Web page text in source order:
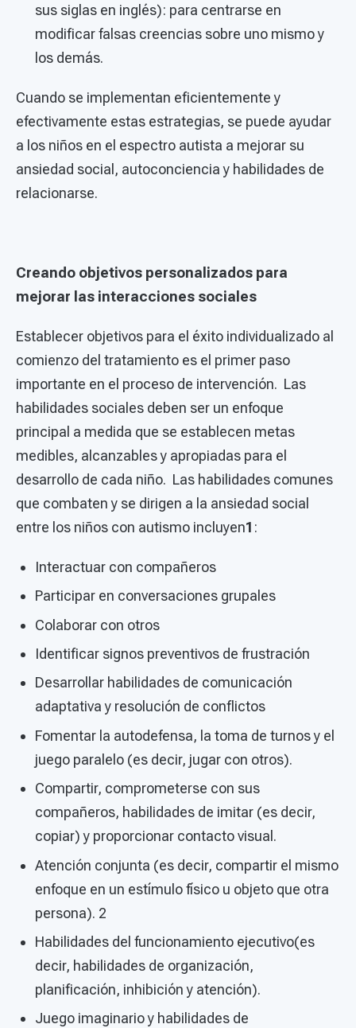
sus siglas en inglés): para centrarse en
modificar falsas creencias sobre uno mismo y
los demás.
Cuando se implementan eficientemente y
efectivamente estas estrategias, se puede ayudar
a los niños en el espectro autista a mejorar su
ansiedad social, autoconciencia y habilidades de
relacionarse.
Creando objetivos personalizados para
mejorar las interacciones sociales
Establecer objetivos para el éxito individualizado al
comienzo del tratamiento es el primer paso
importante en el proceso de intervención. Las
habilidades sociales deben ser un enfoque
principal a medida que se establecen metas
medibles, alcanzables y apropiadas para el
desarrollo de cada niño. Las habilidades comunes
que combaten y se dirigen a la ansiedad social
entre los niños con autismo incluyen1 :
Interactuar con compañeros
Participar en conversaciones grupales
Colaborar con otros
Identificar signos preventivos de frustración
Desarrollar habilidades de comunicación
adaptativa y resolución de conflictos
Fomentar la autodefensa, la toma de turnos y el
juego paralelo (es decir, jugar con otros).
Compartir, comprometerse con sus
compañeros, habilidades de imitar (es decir,
copiar) y proporcionar contacto visual.
Atención conjunta (es decir, compartir el mismo
enfoque en un estímulo físico u objeto que otra
persona). 2
Habilidades del funcionamiento ejecutivo(es
decir, habilidades de organización,
planificación, inhibición y atención).
Juego imaginario y habilidades de